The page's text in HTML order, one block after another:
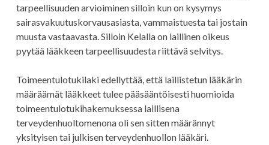
tarpeellisuuden arvioiminen silloin kun on kysymys
sairasvakuutuskorvausasiasta, vammaistuesta tai jostain
muusta vastaavasta. Silloin Kelalla on laillinen oikeus
pyytää lääkkeen tarpeellisuudesta riittävä selvitys.
Toimeentulotukilaki edellyttää, että laillistetun lääkärin
määräämät lääkkeet tulee pääsääntöisesti huomioida
toimeentulotukihakemuksessa laillisena
terveydenhuoltomenona oli sen sitten määrännyt
yksityisen tai julkisen terveydenhuollon lääkäri.